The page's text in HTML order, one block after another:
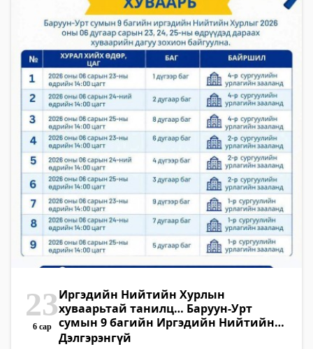
23
6 сар
Иргэдийн Нийтийн Хурлын
хуваарьтай танилц… Баруун-Урт
сумын 9 багийн Иргэдийн Нийтийн
Хурал 2026 оны 06 дугаар сарын 23, 24,
Дэлгэрэнгүй